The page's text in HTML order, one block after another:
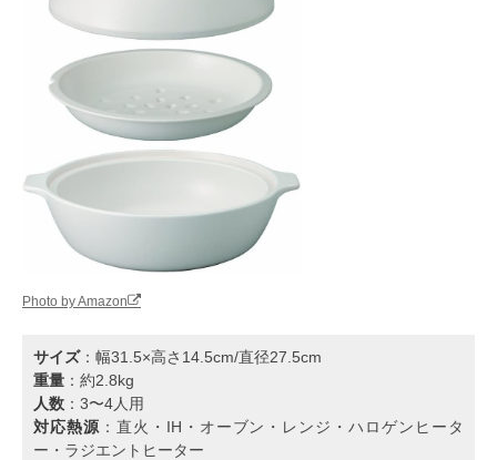
Photo by Amazon
サイズ：幅31.5×高さ14.5cm/直径27.5cm
重量 ：約2.8kg
人数 ：3〜4人用
対応熱源 ：直火・IH・オーブン・レンジ・ハロゲンヒータ
ー・ラジエントヒーター